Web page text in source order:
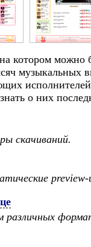
котором можно
музыкальных
о них
скачиваний.
различных